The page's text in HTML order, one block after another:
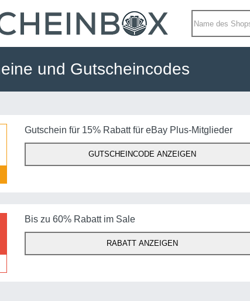
und Gutscheincodes
Gutschein für 15% Rabatt für eBay Plus-Mitglieder
GUTSCHEINCODE ANZEIGEN
Bis zu 60% Rabatt im Sale
RABATT ANZEIGEN